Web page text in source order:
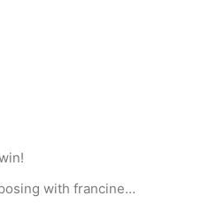
with francine…